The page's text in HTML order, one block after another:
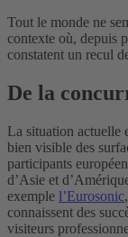
Tout le monde ne
contexte où, depuis
constatent un recul
De la
La situation actuelle
bien visible des
participants
d’Asie et
exemple l’Eurosonic
connaissent des
visiteurs